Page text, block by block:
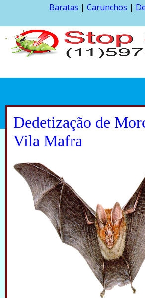
Baratas | Carunchos |
Dedetização de
Vila Mafra